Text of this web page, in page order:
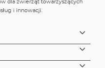
dla zwierząt towarzyszących
i innowacji.